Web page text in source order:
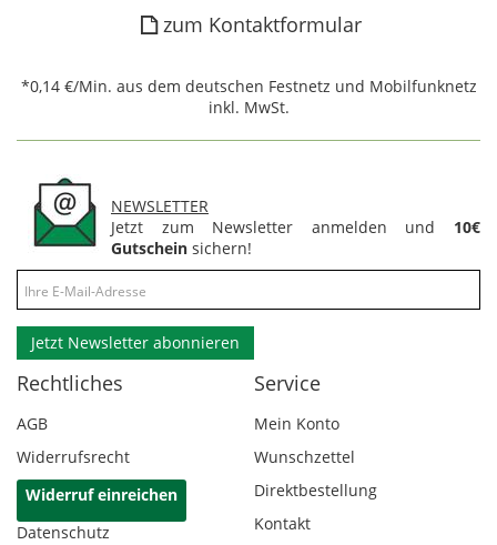
zum Kontaktformular
*0,14 €/Min. aus dem deutschen Festnetz und Mobilfunknetz
inkl. MwSt.
NEWSLETTER
Jetzt zum Newsletter anmelden und 10€
Gutschein sichern!
Jetzt Newsletter abonnieren
Rechtliches
AGB
Widerrufsrecht
Widerruf einreichen
Datenschutz
Service
Mein Konto
Wunschzettel
Direktbestellung
Kontakt